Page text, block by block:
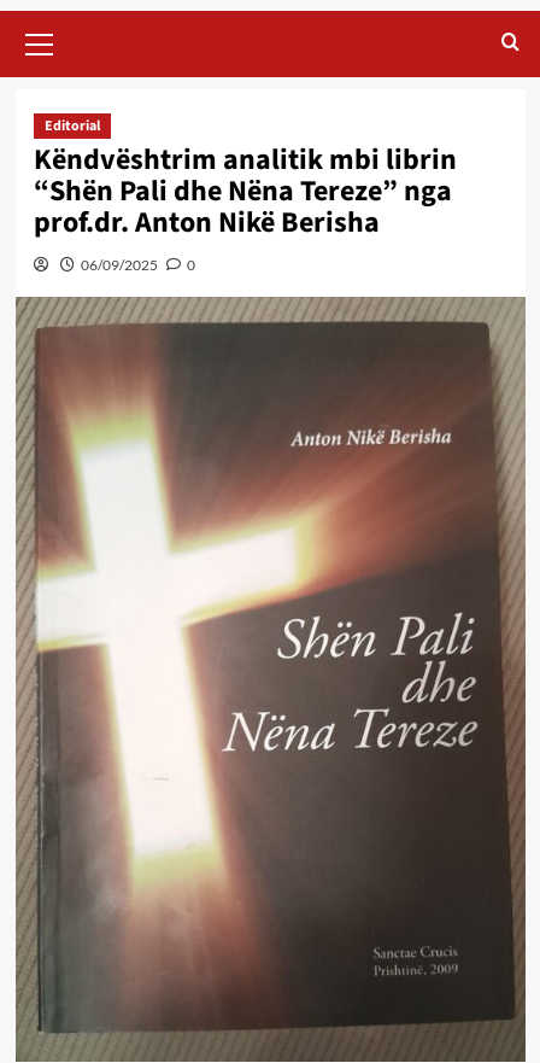
Menu
Editorial
Këndvështrim analitik mbi librin
“Shën Pali dhe Nëna Tereze” nga
prof.dr. Anton Nikë Berisha
06/09/2025 0